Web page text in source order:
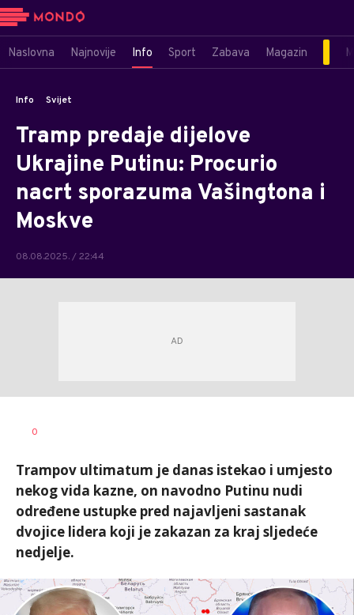
Naslovna Najnovije Info Sport Zabava Magazin
Info Svijet
Tramp predaje dijelove
Ukrajine Putinu: Procurio
nacrt sporazuma Vašingtona i
Moskve
08.08.2025. / 22:44
AUTOR
0
Trampov ultimatum je danas istekao i umjesto
nekog vida kazne, on navodno Putinu nudi
određene ustupke pred najavljeni sastanak
dvojice lidera koji je zakazan za kraj sljedeće
nedjelje.